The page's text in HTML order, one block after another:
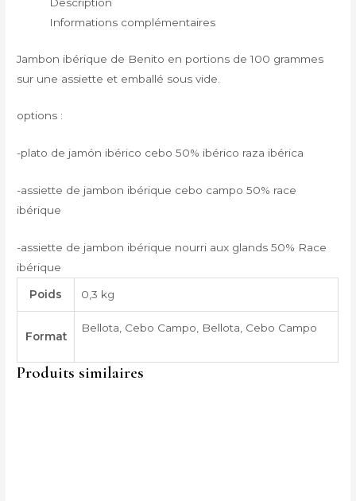
Informations complémentaires
Jambon ibérique de Benito en portions de 100 grammes
sur une assiette et emballé sous vide.
options :
-plato de jamón ibérico cebo 50% ibérico raza ibérica
-assiette de jambon ibérique cebo campo 50% race
ibérique
-assiette de jambon ibérique nourri aux glands 50% Race
ibérique
Poids 0,3 kg
Format
Bellota, Cebo Campo, Bellota, Cebo Campo
Produits similaires